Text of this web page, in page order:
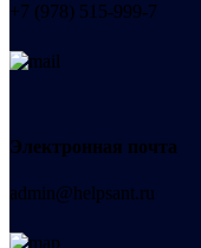
+7 (978) 515-999-7
Электронная почта
admin@helpsant.ru